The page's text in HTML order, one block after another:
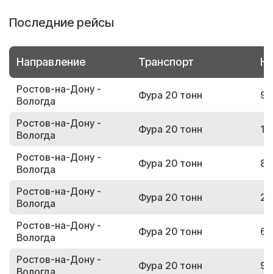
Последние рейсы
Направление Транспорт
Ростов-на-Дону -
Вологда
Фура 20 тонн
Ростов-на-Дону -
Вологда
Фура 20 тонн
Ростов-на-Дону -
Вологда
Фура 20 тонн
Ростов-на-Дону -
Вологда
Фура 20 тонн
Ростов-на-Дону -
Вологда
Фура 20 тонн
Ростов-на-Дону -
Вологда
Фура 20 тонн